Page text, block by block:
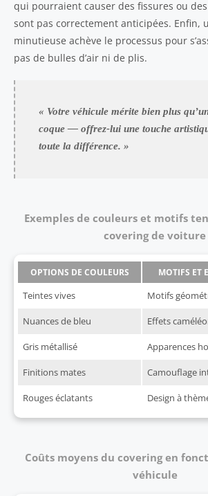
qui pourraient causer des fissures ou
sont pas correctement anticipées. Enfin,
minutieuse achève le processus pour
pas de bulles d’air ni de plis.
« Votre véhicule mérite bien plus
coque — offrez-lui une touche
toute la différence. »
Exemples de couleurs et motifs
covering de voiture
OPTIONS DE COULEURS MOTIFS ET
Teintes vives Motifs
Nuances de bleu Effets
Gris métallisé Apparences
Finitions mates Camouflage
Rouges éclatants Design à
Coûts moyens du covering en
véhicule